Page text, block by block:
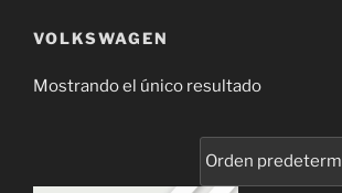
VOLKSWAGEN
Mostrando el único resultado